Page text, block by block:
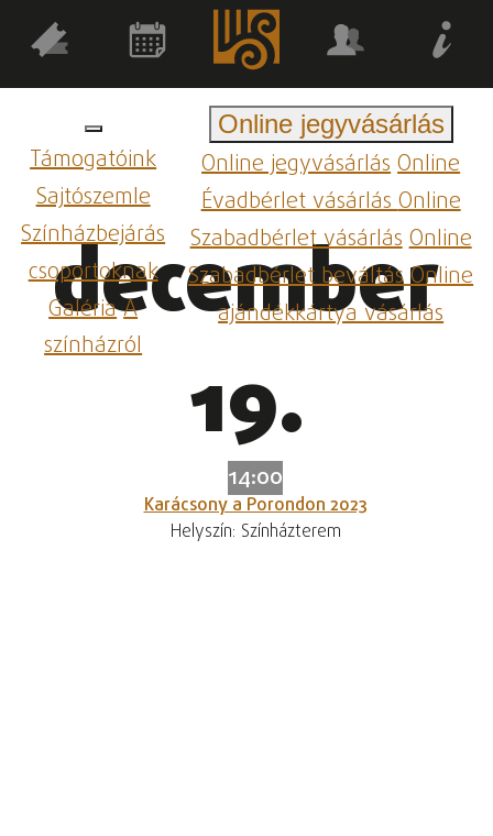
Támogatóink
Sajtószemle
Színházbejárás
csoportoknak
GalériaA
színházról
Online jegyvásárlás
Online jegyvásárlásOnline
Évadbérlet vásárlásOnline
Szabadbérlet vásárlásOnline
Szabadbérlet beváltásOnline
ajándékkártya vásárlás
december
19.
14:00
Karácsony a Porondon 2023
Helyszín: Színházterem